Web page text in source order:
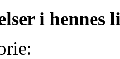
i hennes